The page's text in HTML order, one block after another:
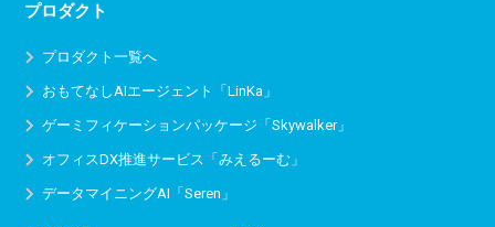
プロダクト
プロダクト一覧へ
おもてなしAIエージェント「LinKa」
ゲーミフィケーションパッケージ「Skywalker」
オフィスDX推進サービス 「みえるーむ」
データマイニングAI「Seren」